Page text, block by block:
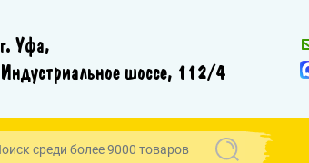
г. Уфа,
Индустриальное шоссе, 112/4